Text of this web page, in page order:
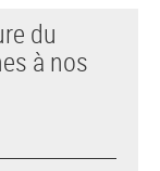
du
à nos